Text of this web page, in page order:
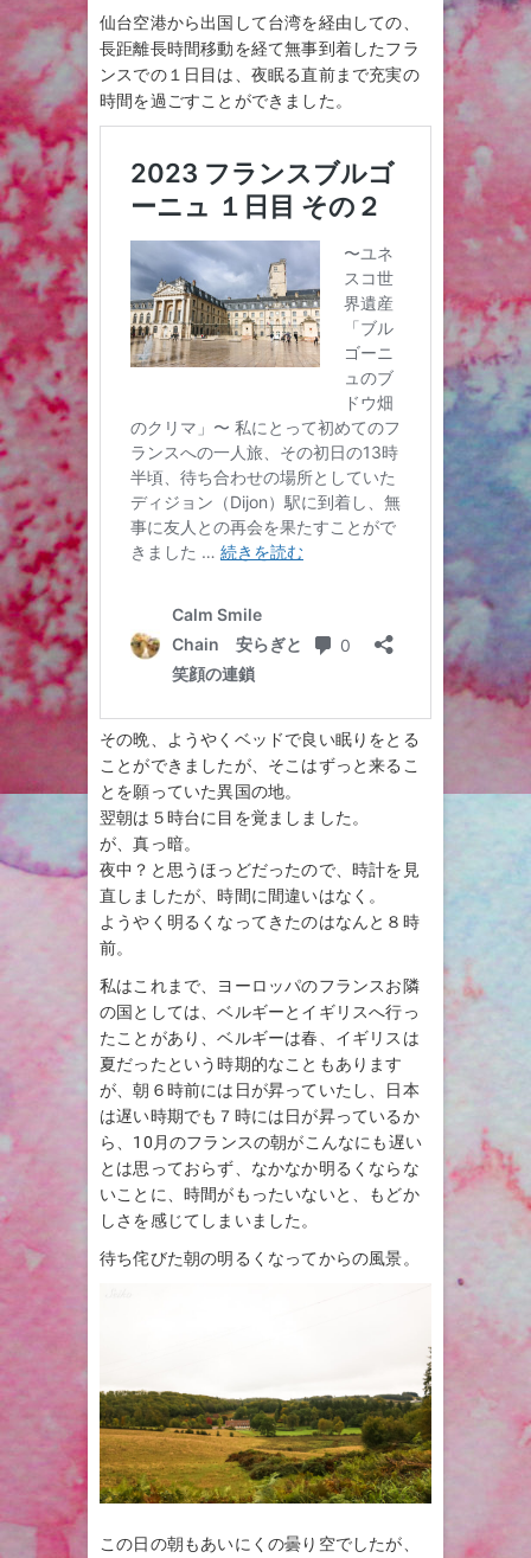
仙台空港から出国して台湾を経由しての、
長距離長時間移動を経て無事到着したフラ
ンスでの１日目は、夜眠る直前まで充実の
時間を過ごすことができました。
その晩、ようやくベッドで良い眠りをとる
ことができましたが、そこはずっと来るこ
とを願っていた異国の地。
翌朝は５時台に目を覚ましました。
が、真っ暗。
夜中？と思うほっどだったので、時計を見
直しましたが、時間に間違いはなく。
ようやく明るくなってきたのはなんと８時
前。
私はこれまで、ヨーロッパのフランスお隣
の国としては、ベルギーとイギリスへ行っ
たことがあり、ベルギーは春、イギリスは
夏だったという時期的なこともあります
が、朝６時前には日が昇っていたし、日本
は遅い時期でも７時には日が昇っているか
ら、10月のフランスの朝がこんなにも遅い
とは思っておらず、なかなか明るくならな
いことに、時間がもったいないと、もどか
しさを感じてしまいました。
待ち侘びた朝の明るくなってからの風景。
この日の朝もあいにくの曇り空でしたが、